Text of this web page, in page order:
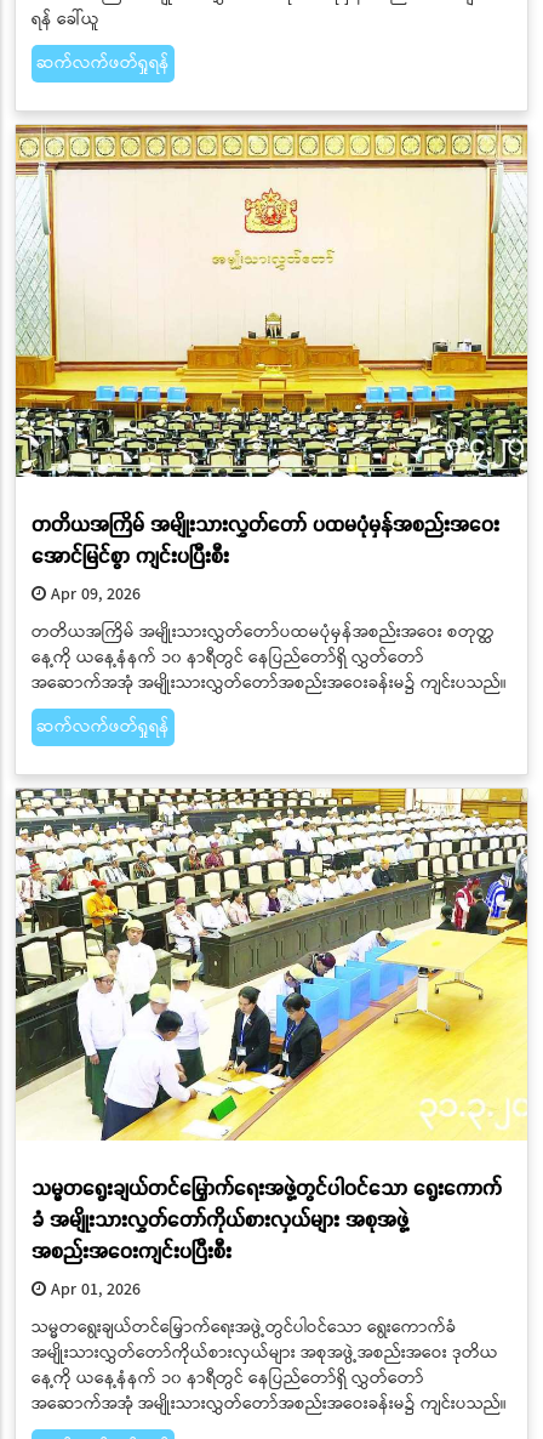
ရန် ခေါ်ယူ
ဆက်လက်ဖတ်ရှုရန်
တတိယအကြိမ် အမျိုးသားလွှတ်တော် ပထမပုံမှန်အစည်းအဝေး
အောင်မြင်စွာ ကျင်းပပြီးစီး
Apr 09, 2026
တတိယအကြိမ် အမျိုးသားလွှတ်တော်ပထမပုံမှန်အစည်းအဝေး စတုတ္ထ
နေ့ကို ယနေ့နံနက် ၁၀ နာရီတွင် နေပြည်တော်ရှိ လွှတ်တော်
အဆောက်အအုံ အမျိုးသားလွှတ်တော်အစည်းအဝေးခန်းမ၌ ကျင်းပသည်။
ဆက်လက်ဖတ်ရှုရန်
သမ္မတရွေးချယ်တင်မြှောက်ရေးအဖွဲ့တွင်ပါဝင်သော ရွေးကောက်
ခံ အမျိုးသားလွှတ်တော်ကိုယ်စားလှယ်များ အစုအဖွဲ့
အစည်းအဝေးကျင်းပပြီးစီး
Apr 01, 2026
သမ္မတရွေးချယ်တင်မြှောက်ရေးအဖွဲ့တွင်ပါဝင်သော ရွေးကောက်ခံ
အမျိုးသားလွှတ်တော်ကိုယ်စားလှယ်များ အစုအဖွဲ့အစည်းအဝေး ဒုတိယ
နေ့ကို ယနေ့နံနက် ၁၀ နာရီတွင် နေပြည်တော်ရှိ လွှတ်တော်
အဆောက်အအုံ အမျိုးသားလွှတ်တော်အစည်းအဝေးခန်းမ၌ ကျင်းပသည်။